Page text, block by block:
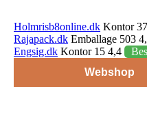
Holmrisb8online.dk Kontor
Rajapack.dk Emballage 503
Engsig.dk Kontor 15 4,4
Webshop